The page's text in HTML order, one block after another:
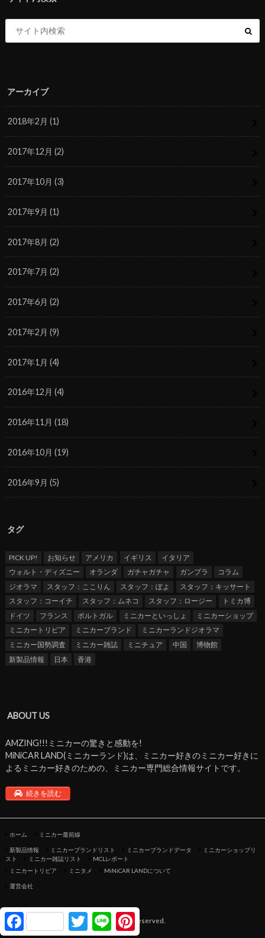
アーカイブ
2018年2月 (1)
2017年12月 (2)
2017年10月 (3)
2017年9月 (1)
2017年8月 (2)
2017年7月 (2)
2017年6月 (2)
2017年2月 (9)
2017年1月 (4)
2016年12月 (4)
2016年11月 (18)
2016年10月 (19)
2016年9月 (5)
タグ
PICK UP! お知らせ アメリカ イギリス
イタリア
ウォルト・ディズニー
オランダ ガチャガチャ ガンプラ
コラム
ジオラマ
スタッフ：ここりん スタッフ：ぽよ
スタッフ：キッサート
スタッフ：コーイチ
スタッフ：ムネコ スタッフ：ロージー
トミカ博
ドイツ
フランス ポルトガル ミニカーといっしょ
ミニカーショップ
ミニカートリビア
ミニカーブランド
ミニカーランドジオラマ
ミニカー国勢調査
ミニカー雑誌 ミニチュア 中国
博物館
新製品情報
日本 香港
ABOUT US
AMZING!!!ミニカーの驚きと感動を!
MiNiCAR LAND(ミニカーランド)は、ミニカー好きのミニカー好きに
よるミニカー好きのための、ミニカー専門総合情報サイトです。
続きを読む
ホーム ミニカー最前線
新製品情報 ミニカーブランドリスト ミニカーブランドデータ
ミニカーショップリ
スト
ミニカー雑誌リスト
MCLレポート
ミニカートリビア
ミニタメ MiNiCAR LANDについて
運営会社
©Copyright2026 ミニカーランド.All Rights Reserved.
F
a
c
T
i
n
n